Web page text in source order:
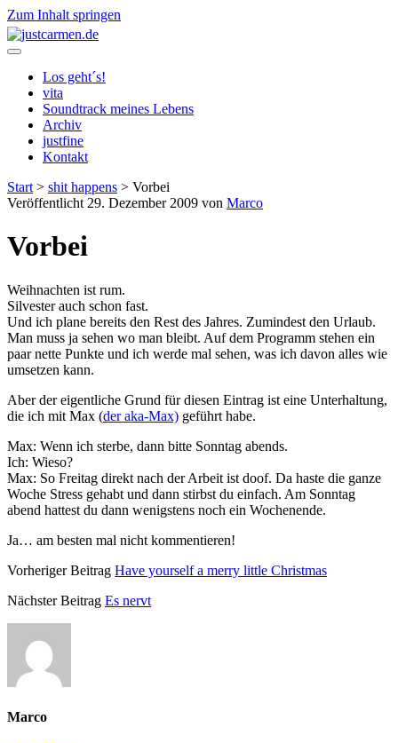
Zum Inhalt springen
justcarmen.de
Los geht´s!
vita
Soundtrack meines Lebens
Archiv
justfine
Kontakt
Start > shit happens > Vorbei
Veröffentlicht 29. Dezember 2009 von Marco
Vorbei
Weihnachten ist rum.
Silvester auch schon fast.
Und ich plane bereits den Rest des Jahres. Zumindest den Urlaub.
Man muss ja sehen wo man bleibt. Auf dem Programm stehen ein
paar nette Punkte und ich werde mal sehen, was ich davon alles wie
umsetzen kann.
Aber der eigentliche Grund für diesen Eintrag ist eine Unterhaltung,
die ich mit Max (der aka-Max) geführt habe.
Max: Wenn ich sterbe, dann bitte Sonntag abends.
Ich: Wieso?
Max: So Freitag direkt nach der Arbeit ist doof. Da haste die ganze
Woche Stress gehabt und dann stirbst du einfach. Am Sonntag
abend hattest du dann wenigstens noch ein Wochenende.
Ja… am besten mal nicht kommentieren!
Vorheriger Beitrag Have yourself a merry little Christmas
Nächster Beitrag Es nervt
Marco